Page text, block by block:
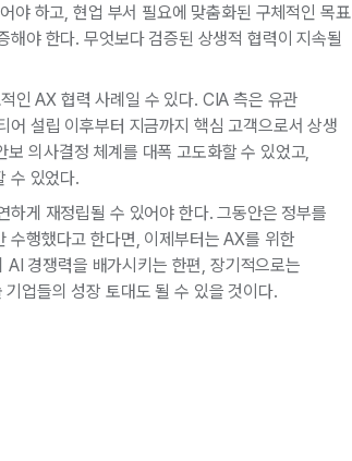
야 하고, 현업 부서 필요에 맞춤화된 구체적인 목표
야 한다. 무엇보다 검증된 상생적 협력이 지속될
인 AX 협력 사례일 수 있다. CIA 측은 유관
설립 이후부터 지금까지 핵심 고객으로서 상생
의사결정 체계를 대폭 고도화할 수 있었고,
수 있었다.
게 재정립될 수 있어야 한다. 그동안은 정부를
수행했다고 한다면, 이제부터는 AX를 위한
경쟁력을 배가시키는 한편, 장기적으로는
업들의 성장 토대도 될 수 있을 것이다.